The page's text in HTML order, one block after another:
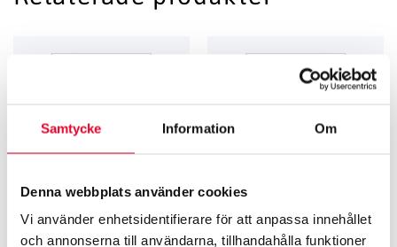
Samtycke Information Om
Denna webbplats använder cookies
Vi använder enhetsidentifierare för att anpassa innehållet
och annonserna till användarna, tillhandahålla funktioner
ARBETSMILJÖ­­SKYLTAR
Förbudsskylt Rökning förbjuden
ARBETSMILJÖ­­SKYLTAR
Påbudsskylt Skyddskläder